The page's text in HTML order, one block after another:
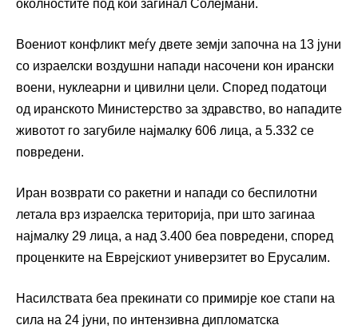
околностите под кои загинал Солејмани.
Воениот конфликт меѓу двете земји започна на 13 јуни
со израелски воздушни напади насочени кон ирански
воени, нуклеарни и цивилни цели. Според податоци
од иранското Министерство за здравство, во нападите
животот го загубиле најмалку 606 лица, а 5.332 се
повредени.
Иран возврати со ракетни и напади со беспилотни
летала врз израелска територија, при што загинаа
најмалку 29 лица, а над 3.400 беа повредени, според
проценките на Еврејскиот универзитет во Ерусалим.
Насилствата беа прекинати со примирје кое стапи на
сила на 24 јуни, по интензивна дипломатска